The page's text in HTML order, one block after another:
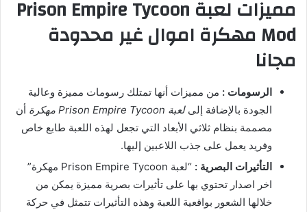
مميزات لعبة Prison Empire Tycoon
Mod مهكرة اموال غير محدودة
مجانا
الرسومات : من مميزات أنها تمتلك رسومات مميزة وعالية
الجودة بالإضافة إلىلعبة Prison Empire Tycoon مهكرة
أن
مصممة بنظام ثلاثي الأبعاد التي تجعل لهذه اللعبة طابع خاص
وفريد يعمل على جذب اللاعبين إليها.
التأثيرات البصرية :
“لعبة Prison Empire Tycoon مهكرة”
اخر اصدار تحتوي بها على تأثيرات بصرية مميزة يمكن من
خلالها الشعور بواقعية اللعبة وهذه التأثيرات تتمثل في حركة